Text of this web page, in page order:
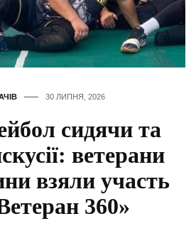
30 ЛИПНЯ, 2026
сидячи та
ветерани
взяли участь
360»